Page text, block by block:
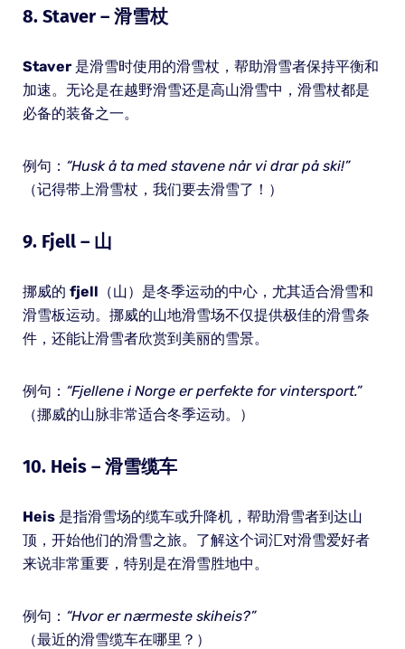
8. Staver– 滑雪杖
Staver是滑雪时使用的滑雪杖，帮助滑雪者保持平衡和
加速。无论是在越野滑雪还是高山滑雪中，滑雪杖都是
必备的装备之一。
例句： “Husk å ta med stavene når vi drar på ski!”
（记得带上滑雪杖，我们要去滑雪了！）
9. Fjell– 山
挪威的 fjell （山）是冬季运动的中心，尤其适合滑雪和
滑雪板运动。挪威的山地滑雪场不仅提供极佳的滑雪条
件，还能让滑雪者欣赏到美丽的雪景。
例句： “Fjellene i Norge er perfekte for vintersport.”
（挪威的山脉非常适合冬季运动。）
10. Heis– 滑雪缆车
Heis是指滑雪场的缆车或升降机，帮助滑雪者到达山
顶，开始他们的滑雪之旅。了解这个词汇对滑雪爱好者
来说非常重要，特别是在滑雪胜地中。
例句： “Hvor er nærmeste skiheis?”
（最近的滑雪缆车在哪里？）